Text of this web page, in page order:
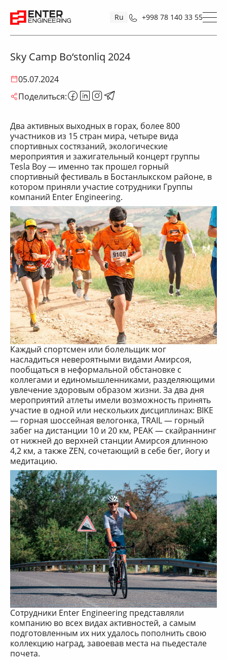
Ru +998 78 140 33 55
Sky Camp Bo‘stonliq 2024
05.07.2024
Поделиться:
Два активных выходных в горах, более 800
участников из 15 стран мира, четыре вида
спортивных состязаний, экологические
мероприятия и зажигательный концерт группы
Tesla Boy — именно так прошел горный
спортивный фестиваль в Бостанлыкском районе, в
котором приняли участие сотрудники Группы
компаний Enter Engineering.
Каждый спортсмен или болельщик мог
насладиться невероятными видами Амирсоя,
пообщаться в неформальной обстановке с
коллегами и единомышленниками, разделяющими
увлечение здоровым образом жизни. За два дня
мероприятий атлеты имели возможность принять
участие в одной или нескольких дисциплинах: BIKE
— горная шоссейная велогонка, TRAIL — горный
забег на дистанции 10 и 20 км, PEAK — скайраннинг
от нижней до верхней станции Амирсоя длинною
4,2 км, а также ZEN, сочетающий в себе бег, йогу и
медитацию.
Сотрудники Enter Engineering представляли
компанию во всех видах активностей, а самым
подготовленным их них удалось пополнить свою
коллекцию наград, завоевав места на пьедестале
почета.